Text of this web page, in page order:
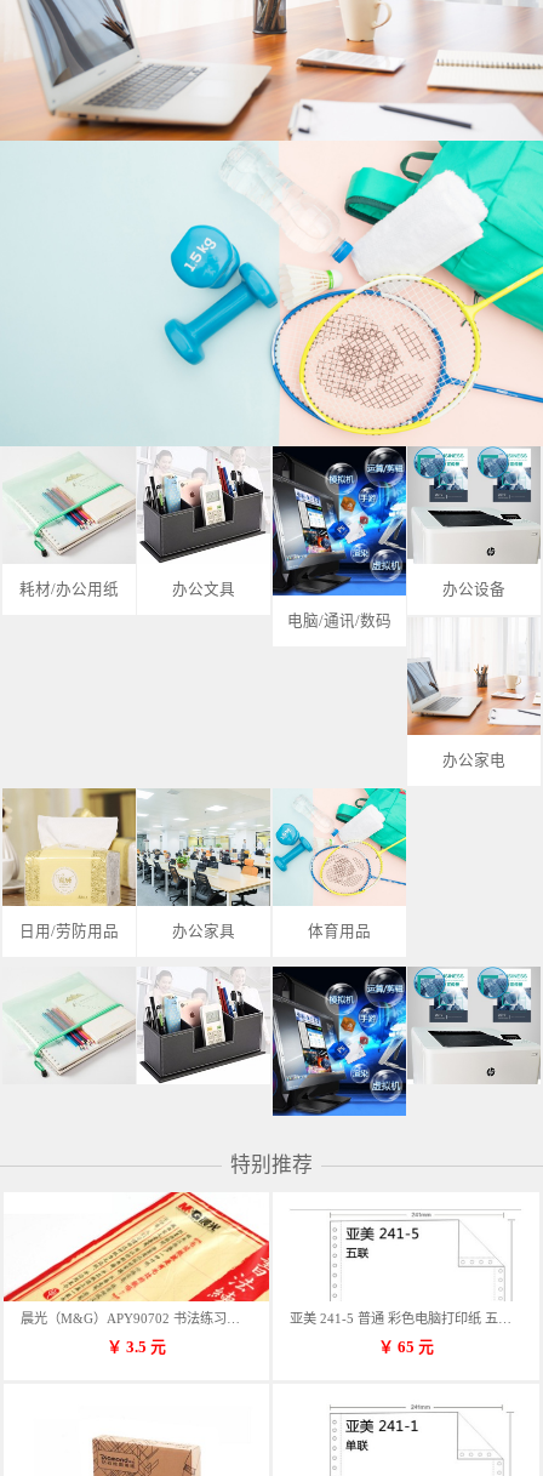
耗材/办公用纸
办公文具
电脑/通讯/数码
办公设备
办公家电
日用/劳防用品 办公家具 体育用品
特别推荐
￥ 3.5元 ￥ 65元